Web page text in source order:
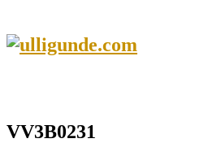
VV3B0231